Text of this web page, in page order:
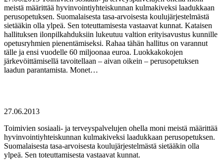
meistä määrittää hyvinvointiyhteiskunnan kulmakiveksi laadukkaan
perusopetuksen. Suomalaisesta tasa-arvoisesta koulujärjestelmästä
sietääkin olla ylpeä. Sen toteuttamisesta vastaavat kunnat. Kataisen
hallituksen ilonpilkahduksiin lukeutuu valtion erityisavustus kunnille
opetusryhmien pienentämiseksi. Rahaa tähän hallitus on varannut
tälle ja ensi vuodelle 60 miljoonaa euroa. Luokkakokojen
järkevöittämisellä tavoitellaan – aivan oikein – perusopetuksen
laadun parantamista. Monet…
27.06.2013
Toimivien sosiaali- ja terveyspalvelujen ohella moni meistä määrittää
hyvinvointiyhteiskunnan kulmakiveksi laadukkaan perusopetuksen.
Suomalaisesta tasa-arvoisesta koulujärjestelmästä sietääkin olla
ylpeä. Sen toteuttamisesta vastaavat kunnat.